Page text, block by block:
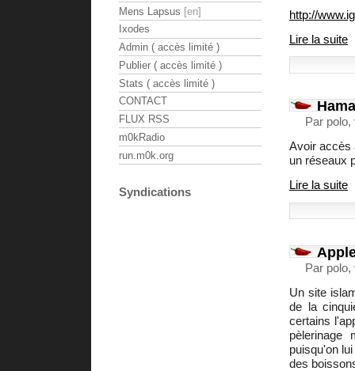
http://
Lire la suite
Par
Avoir accès
un réseaux
Lire la suite
Par
Un site
de la
certains
pèlerinage
puisqu'on
des
Mens Lapsus
Ixodes
Admin ( accès limité )
Publier ( accès limité )
Stats ( accès limité )
CONTACT
FLUX RSS
m0kRadio
run.m0k.org
Syndications